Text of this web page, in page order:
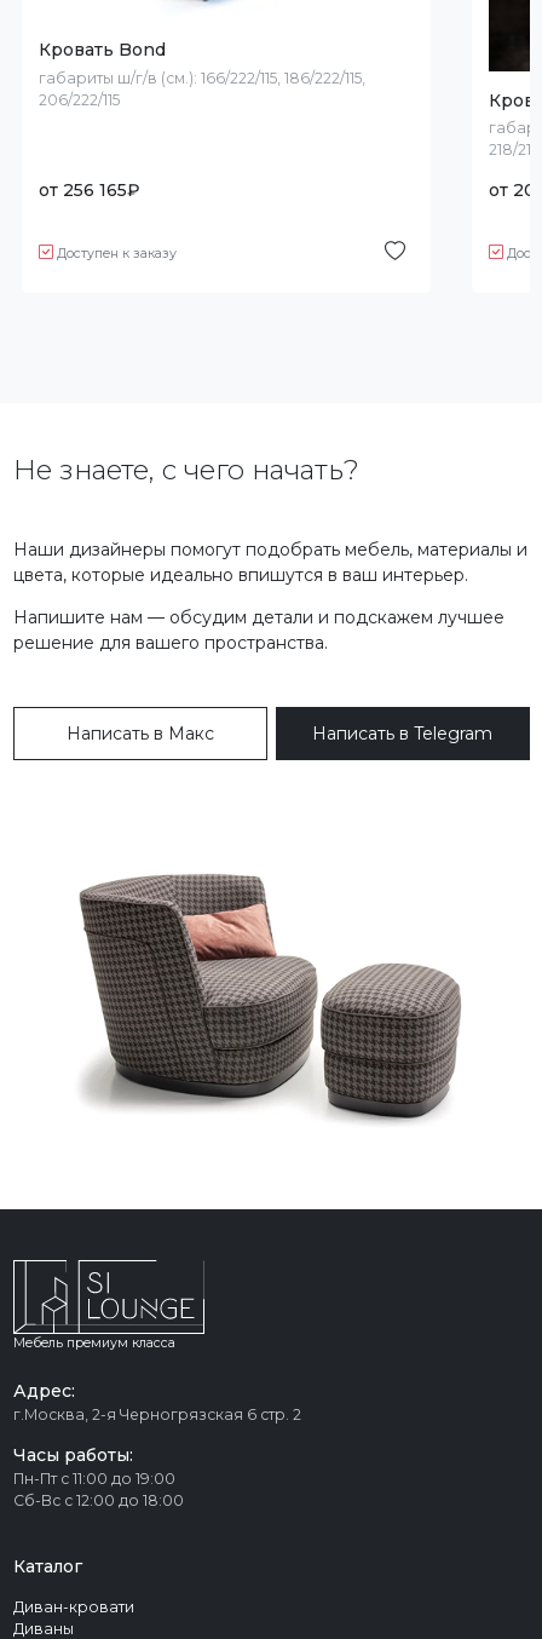
Кровать Bond
габариты ш/г/в (см.): 166/222/115, 186/222/115,
206/222/115
от 256 165₽
Доступен к заказу
218/
от
Не знаете, с чего начать?
Наши дизайнеры помогут подобрать мебель, материалы и
цвета, которые идеально впишутся в ваш интерьер.
Напишите нам — обсудим детали и подскажем лучшее
решение для вашего пространства.
Написать в Макс Написать в Telegram
Мебель премиум класса
Адрес:
г.Москва, 2-я Черногрязская 6 стр. 2
Часы работы:
Пн-Пт с 11:00 до 19:00
Сб-Вс с 12:00 до 18:00
Каталог
Диван-кровати
Диваны